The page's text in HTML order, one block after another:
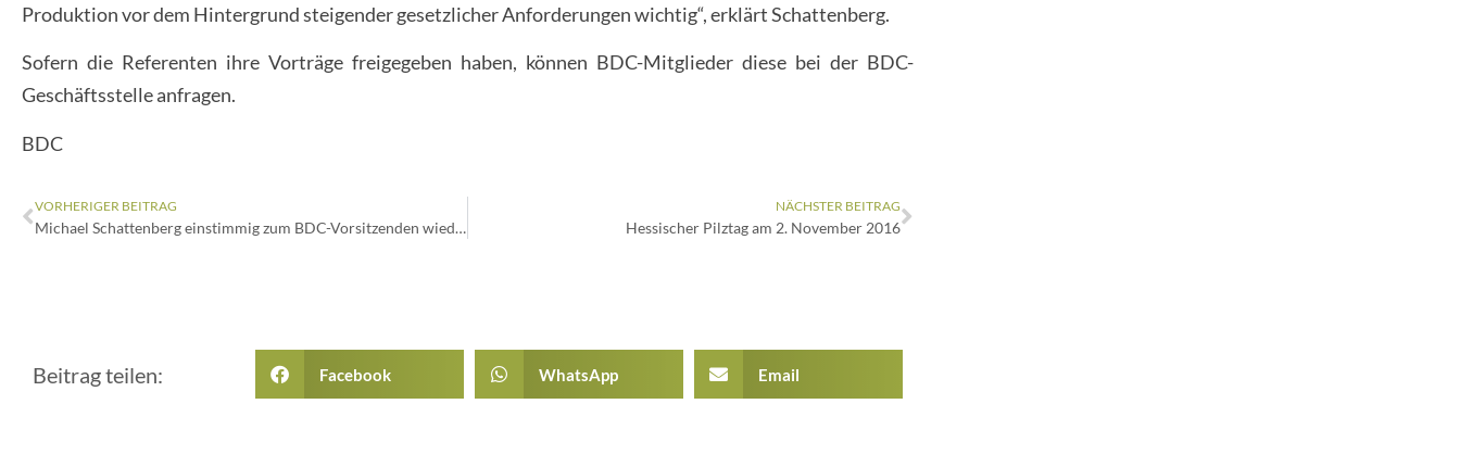
Produktion vor dem Hintergrund steigender gesetzlicher Anforderungen wichtig“, erklärt Schattenberg.
Sofern die Referenten ihre Vorträge freigegeben haben, können BDC-Mitglieder diese bei der BDC-
Geschäftsstelle anfragen.
BDC
VORHERIGER BEITRAG
Michael Schattenberg einstimmig zum BDC-Vorsitzenden wiedergewählt
NÄCHSTER BEITRAG
Hessischer Pilztag am 2. November 2016
Beitrag teilen: Facebook WhatsApp Email